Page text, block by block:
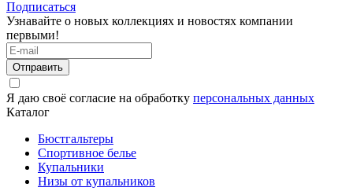
Подписаться
Узнавайте о новых коллекциях и новостях компании
первыми!
Отправить
Я даю своё согласие на обработку персональных данных
Каталог
Бюстгальтеры
Спортивное белье
Купальники
Низы от купальников